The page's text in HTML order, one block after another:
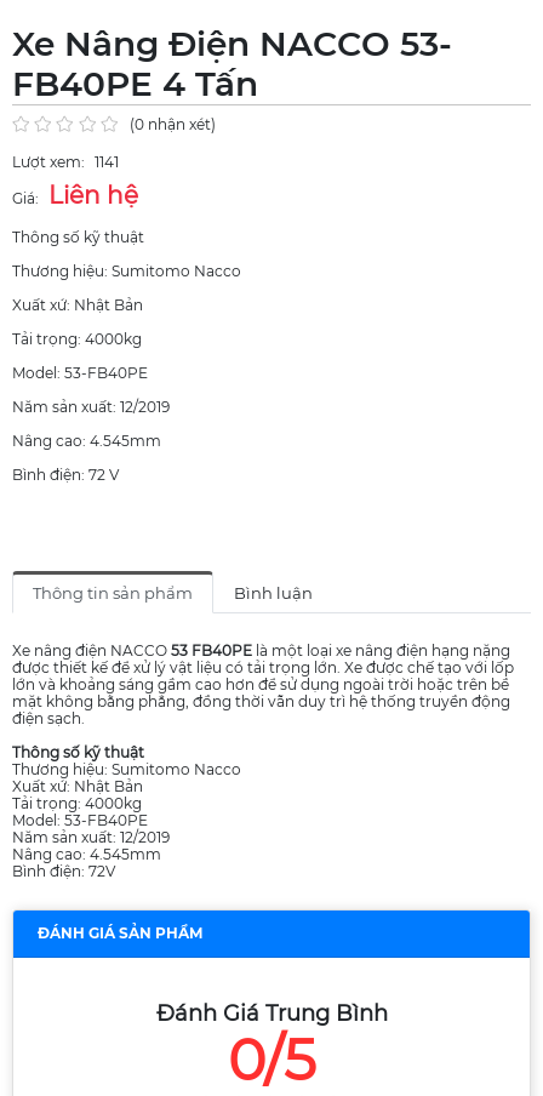
Xe Nâng Điện NACCO 53-
FB40PE 4 Tấn
(0 nhận xét)
Lượt xem: 1141
Giá:
Liên hệ
Thông số kỹ thuật
Thương hiệu: Sumitomo Nacco
Xuất xứ: Nhật Bản
Tải trọng: 4000kg
Model: 53-FB40PE
Năm sản xuất: 12/2019
Nâng cao: 4.545mm
Bình điện: 72 V
Thông tin sản phẩm Bình luận
Xe nâng điện NACCO 53 FB40PE là một loại xe nâng điện hạng nặng
được thiết kế để xử lý vật liệu có tải trọng lớn. Xe được chế tạo với lốp
lớn và khoảng sáng gầm cao hơn để sử dụng ngoài trời hoặc trên bề
mặt không bằng phẳng, đồng thời vẫn duy trì hệ thống truyền động
điện sạch.
Thông số kỹ thuật
Thương hiệu: Sumitomo Nacco
Xuất xứ: Nhật Bản
Tải trọng: 4000kg
Model: 53-FB40PE
Năm sản xuất: 12/2019
Nâng cao: 4.545mm
Bình điện: 72V
ĐÁNH GIÁ SẢN PHẨM
Đánh Giá Trung Bình
0/5